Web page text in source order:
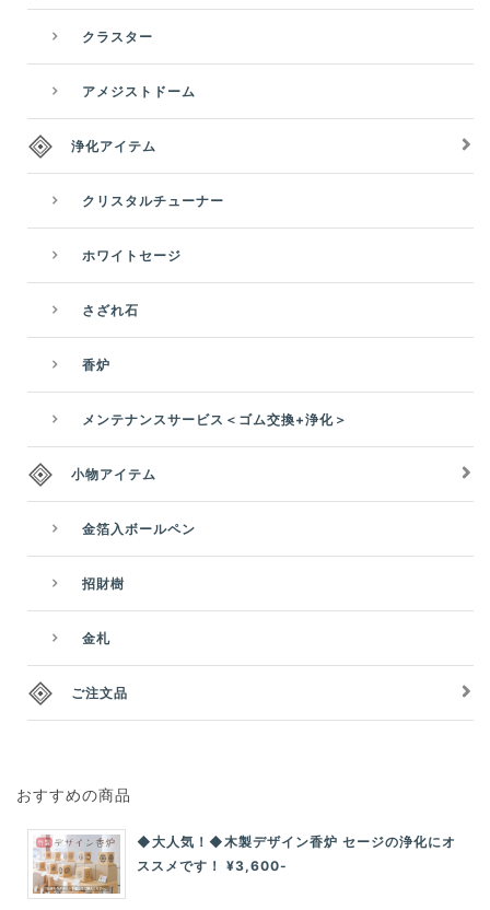
クラスター
アメジストドーム
浄化アイテム
クリスタルチューナー
ホワイトセージ
さざれ石
香炉
メンテナンスサービス＜ゴム交換+浄化＞
小物アイテム
金箔入ボールペン
招財樹
金札
ご注文品
おすすめの商品
◆大人気！◆木製デザイン香炉 セージの浄化にオ
ススメです！ ¥3,600-